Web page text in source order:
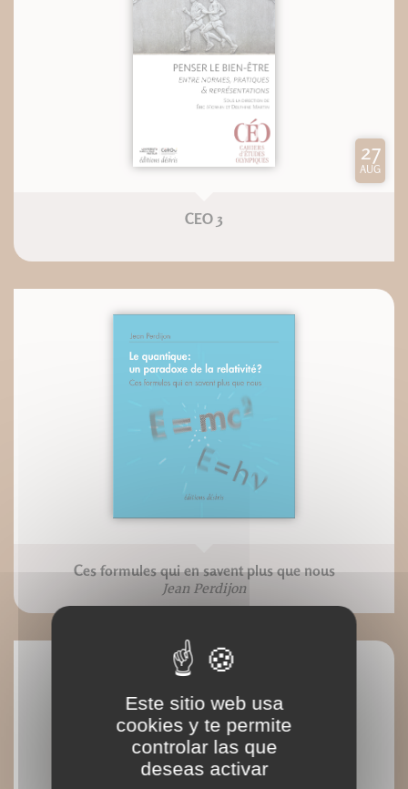
27
AUG
CEO 3
Ces formules qui en savent plus que nous
Jean Perdijon
Este sitio web usa
cookies y te permite
controlar las que
deseas activar